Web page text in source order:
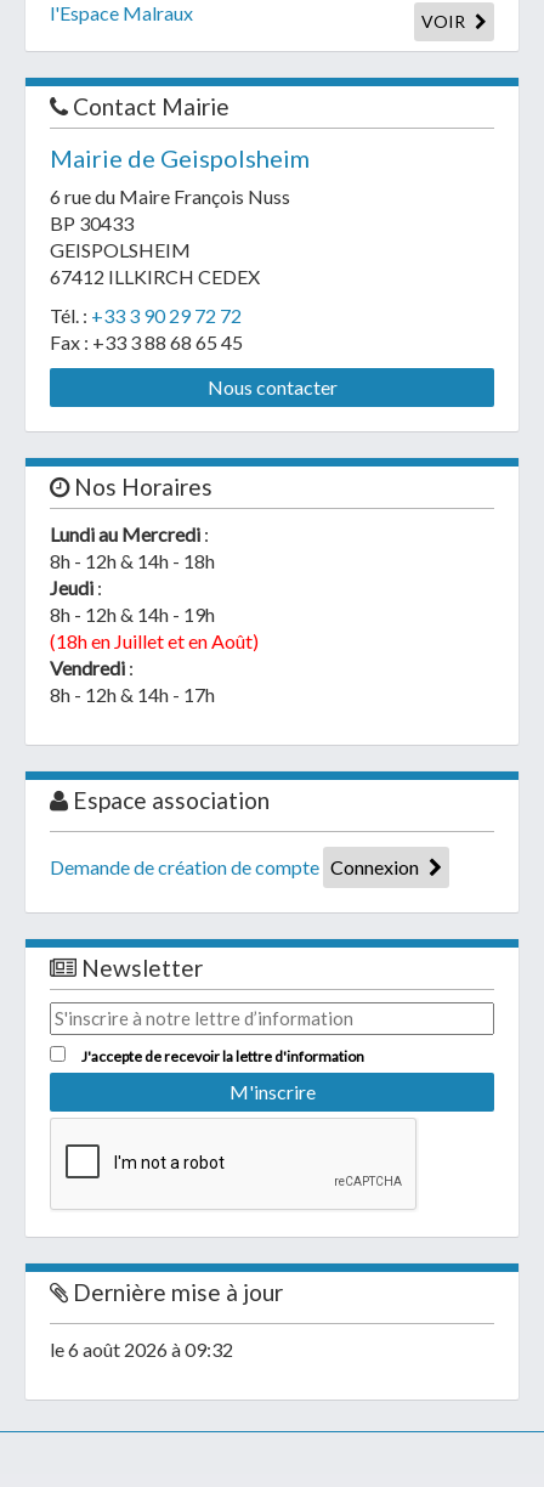
l'Espace Malraux
VOIR
Contact Mairie
Mairie de Geispolsheim
6 rue du Maire François Nuss
BP 30433
GEISPOLSHEIM
67412 ILLKIRCH CEDEX
Tél. : +33 3 90 29 72 72
Fax : +33 3 88 68 65 45
Nous contacter
Nos Horaires
Lundi au Mercredi :
8h - 12h & 14h - 18h
Jeudi :
8h - 12h & 14h - 19h
(18h en Juillet et en Août)
Vendredi :
8h - 12h & 14h - 17h
Espace association
Demande de création de compte Connexion
Newsletter
J'accepte de recevoir la lettre d'information
Dernière mise à jour
le 6 août 2026 à 09:32